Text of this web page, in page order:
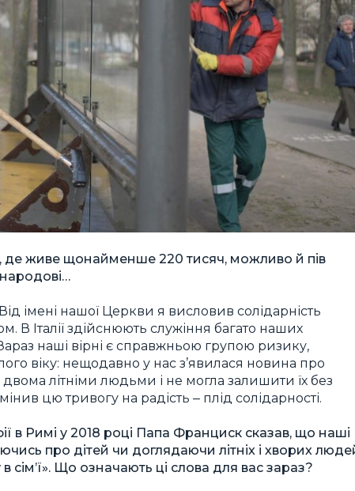
де живе щонайменше 220 тисяч, можливо й пів
народові…
імені нашої Церкви я висловив солідарність
В Італії здійснюють служіння багато наших
наші вірні є справжньою групою ризику,
віку: нещодавно у нас з’явилася новина про
літніми людьми і не могла залишити їх без
цю тривогу на радість ‒ плід солідарності.
в Римі у 2018 році Папа Франциск сказав, що наші
про дітей чи доглядаючи літніх і хворих
сім’ї». Що означають ці слова для вас зараз?